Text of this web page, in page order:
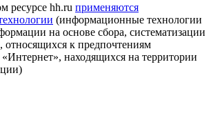
ресурсе hh.ru применяются
(информационные технологии
на основе сбора, систематизации
относящихся к предпочтениям
«Интернет», находящихся на территории